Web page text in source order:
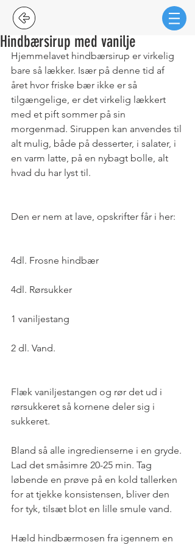
Hindbærsirup med vanilje
Hjemmelavet hindbærsirup er virkelig
bare så lækker. Især på denne tid af
året hvor friske bær ikke er så
tilgængelige, er det virkelig lækkert
med et pift sommer på sin
morgenmad. Siruppen kan anvendes til
alt mulig, både på desserter, i salater, i
en varm latte, på en nybagt bolle, alt
hvad du har lyst til.
Den er nem at lave, opskrifter får i her:
4dl. Frosne hindbær
4dl. Rørsukker
1 vaniljestang
2 dl. Vand.
Flæk vaniljestangen og rør det ud i
rørsukkeret så kornene deler sig i
sukkeret.
Bland så alle ingredienserne i en gryde.
Lad det småsimre 20-25 min. Tag
løbende en prøve på en kold tallerken
for at tjekke konsistensen, bliver den
for tyk, tilsæt blot en lille smule vand.
Hæld hindbærmosen fra igennem en